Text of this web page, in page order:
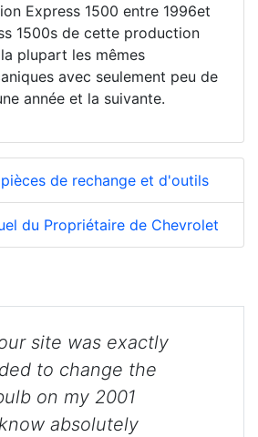
Express 1500 entre 1996et
1500s de cette production
plupart les mêmes
avec seulement peu de
année et la suivante.
de rechange et d'outils
du Propriétaire de Chevrolet
site was exactly
to change the
on my 2001
absolutely